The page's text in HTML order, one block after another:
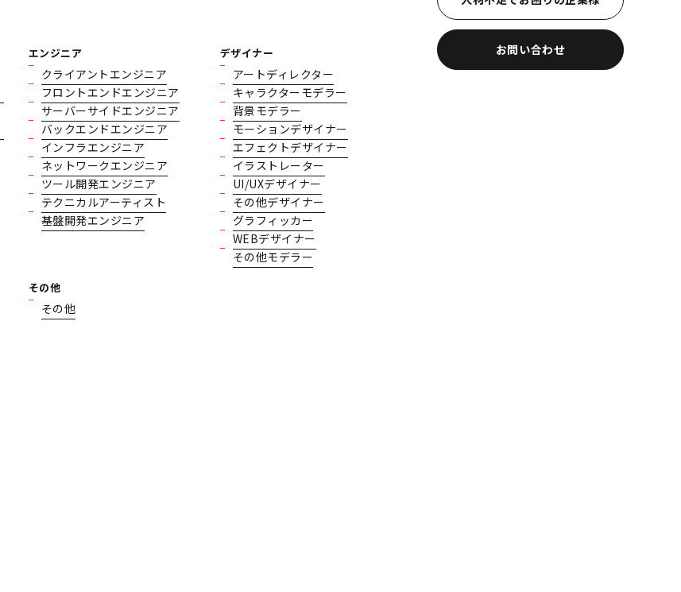
エンジニア
クライアントエンジニア
フロントエンドエンジニア
サーバーサイドエンジニア
バックエンドエンジニア
インフラエンジニア
ネットワークエンジニア
ツール開発エンジニア
テクニカルアーティスト
基盤開発エンジニア
デザイナー
アートディレクター
キャラクターモデラー
背景モデラー
モーションデザイナー
エフェクトデザイナー
イラストレーター
UI/UXデザイナー
その他デザイナー
グラフィッカー
WEBデザイナー
その他モデラー
その他
その他
お問い合わせ